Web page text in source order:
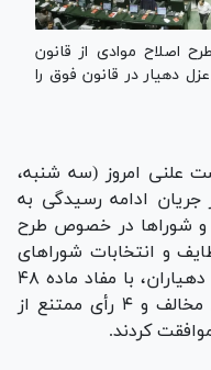
اصلاح موادی از قانون
دهیار در قانون فوق را
علنی امروز (سه شنبه،
جریان ادامه رسیدگی به
و شورا‌ها در خصوص طرح
و انتخابات شورا‌های
اسلامی کشور و انتخاب شهرداران و دهیاران، با مفاد ماده ۴۸
طرح مذکور با ۲۱۱ رأی موافق، ۲ رأی مخالف و ۴ رأی ممتنع از